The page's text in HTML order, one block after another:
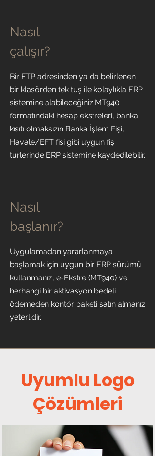
Nasıl
çalışır?
Bir FTP adresinden ya da belirlenen
bir klasörden tek tuş ile kolaylıkla ERP
sistemine alabileceğiniz MT940
formatındaki hesap ekstreleri, banka
kısıtı olmaksızın Banka İşlem Fişi,
Havale/EFT fişi gibi uygun fiş
türlerinde ERP sistemine kaydedilebilir.
Nasıl
başlanır?
Uygulamadan yararlanmaya
başlamak için uygun bir ERP sürümü
kullanmanız, e-Ekstre (MT940) ve
herhangi bir aktivasyon bedeli
ödemeden kontör paketi satın almanız
yeterlidir.
Uyumlu Logo
Çözümleri